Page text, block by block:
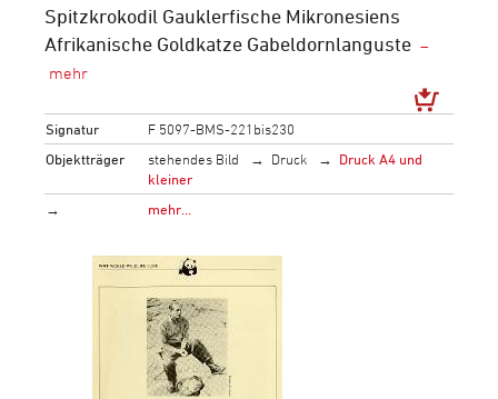
Spitzkrokodil Gauklerfische Mikronesiens
Afrikanische Goldkatze Gabeldornlanguste
Signatur
F 5097-BMS-221bis230
Objektträger
stehendes Bild Druck
Druck A4 und
kleiner
→
mehr…